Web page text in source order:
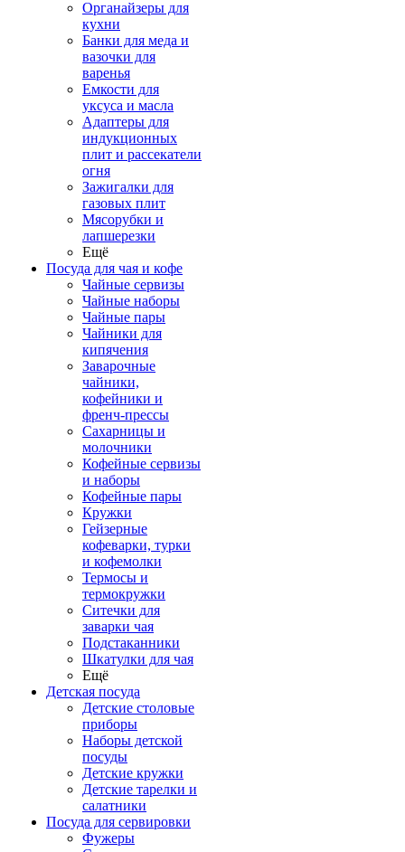
Органайзеры для
кухни
Банки для меда и
вазочки для
варенья
Емкости для
уксуса и масла
Адаптеры для
индукционных
плит и рассекатели
огня
Зажигалки для
газовых плит
Мясорубки и
лапшерезки
Ещё
Посуда для чая и кофе
Чайные сервизы
Чайные наборы
Чайные пары
Чайники для
кипячения
Заварочные
чайники,
кофейники и
френч-прессы
Сахарницы и
молочники
Кофейные сервизы
и наборы
Кофейные пары
Кружки
Гейзерные
кофеварки, турки
и кофемолки
Термосы и
термокружки
Ситечки для
заварки чая
Подстаканники
Шкатулки для чая
Ещё
Детская посуда
Детские столовые
приборы
Наборы детской
посуды
Детские кружки
Детские тарелки и
салатники
Посуда для сервировки
Фужеры